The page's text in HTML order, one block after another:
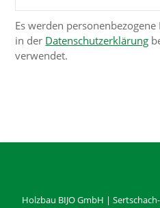
Es werden
in der Datenschutzerklärung
verwendet.
Holzbau BIJO GmbH |